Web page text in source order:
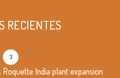
RECIENTES
India plant expansion
3